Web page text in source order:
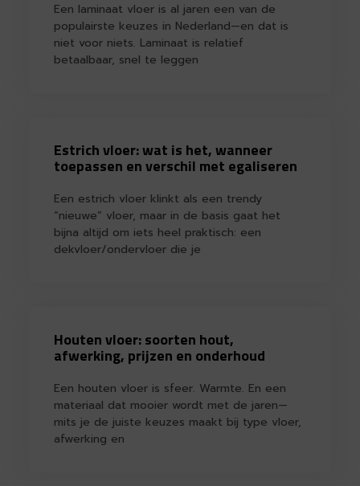
Een laminaat vloer is al jaren een van de
populairste keuzes in Nederland—en dat is
niet voor niets. Laminaat is relatief
betaalbaar, snel te leggen
Estrich vloer: wat is het, wanneer
toepassen en verschil met egaliseren
Een estrich vloer klinkt als een trendy
“nieuwe” vloer, maar in de basis gaat het
bijna altijd om iets heel praktisch: een
dekvloer/ondervloer die je
Houten vloer: soorten hout,
afwerking, prijzen en onderhoud
Een houten vloer is sfeer. Warmte. En een
materiaal dat mooier wordt met de jaren—
mits je de juiste keuzes maakt bij type vloer,
afwerking en